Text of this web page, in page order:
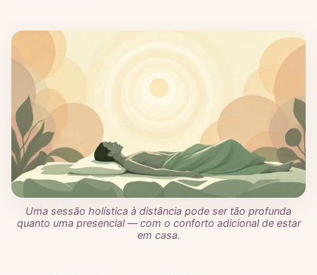
Uma sessão holística à distância pode ser tão profunda
quanto uma presencial — com o conforto adicional de estar
em casa.